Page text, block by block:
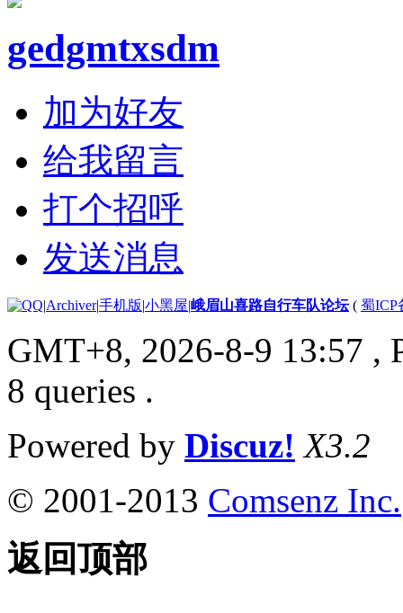
gedgmtxsdm
加为好友
给我留言
打个招呼
发送消息
|Archiver|手机版|小黑屋|峨眉山喜路自行车队论坛( 蜀ICP
GMT+8, 2026-8-9 13:57 ,
8 queries .
Powered by Discuz! X3.2
© 2001-2013 Comsenz Inc.
返回顶部